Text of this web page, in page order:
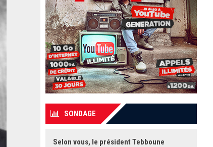
SONDAGE
Selon vous, le président Tebboune